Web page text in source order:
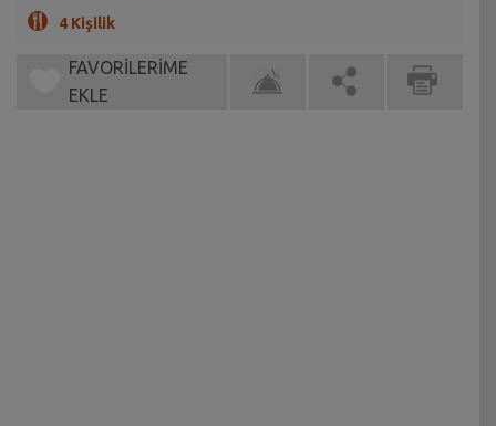
4 Kişilik
FAVORİLERİME
EKLE